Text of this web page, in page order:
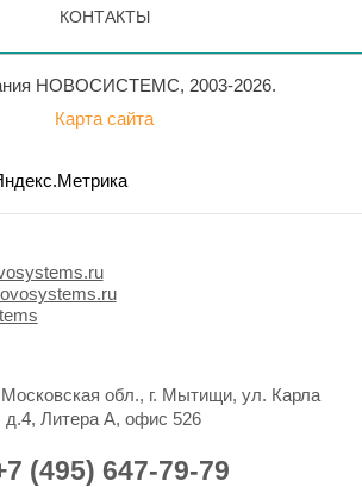
КОНТАКТЫ
НОВОСИСТЕМС, 2003-2026.
Карта сайта
Московская обл., г. Мытищи, ул. Карла
д.4, Литера А, офис 526
(495) 647-79-79